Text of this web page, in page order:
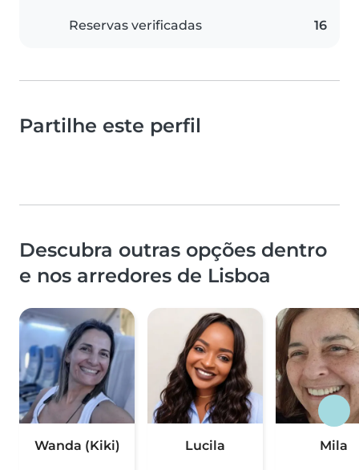
Reservas verificadas 16
Partilhe este perfil
Descubra outras opções dentro
e nos arredores de Lisboa
Wanda (Kiki) Lucila Mila